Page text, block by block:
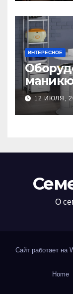
ИНТЕРЕСНОЕ
12 ИЮЛЯ,
О
Сайт работает на
Home